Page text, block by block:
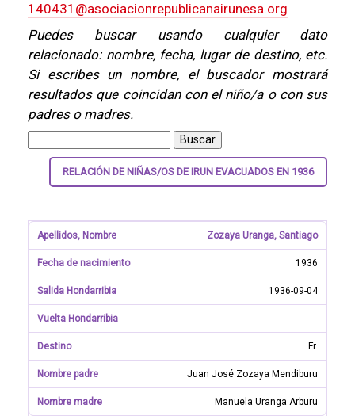
140431@asociacionrepublicanairunesa.org
Puedes buscar usando cualquier dato
relacionado: nombre, fecha, lugar de destino, etc.
Si escribes un nombre, el buscador mostrará
resultados que coincidan con el niño/a o con sus
padres o madres.
RELACIÓN DE NIÑAS/OS DE IRUN EVACUADOS EN 1936
Zozaya Uranga, Santiago
1936
1936-09-04
Fr.
Juan José Zozaya Mendiburu
Manuela Uranga Arburu